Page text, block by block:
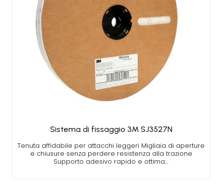
Sistema di fissaggio 3M SJ3527N
Tenuta affidabile per attacchi leggeri Migliaia di aperture
e chiusure senza perdere resistenza alla trazione
Supporto adesivo rapido e ottima…